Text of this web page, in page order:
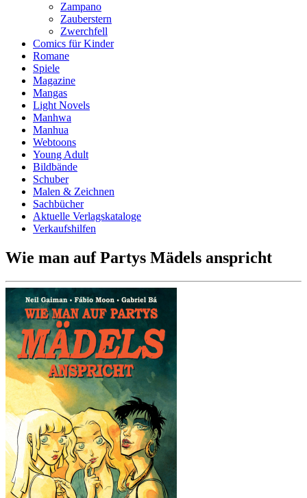
Zampano
Zauberstern
Zwerchfell
Comics für Kinder
Romane
Spiele
Magazine
Mangas
Light Novels
Manhwa
Manhua
Webtoons
Young Adult
Bildbände
Schuber
Malen & Zeichnen
Sachbücher
Aktuelle Verlagskataloge
Verkaufshilfen
Wie man auf Partys Mädels anspricht